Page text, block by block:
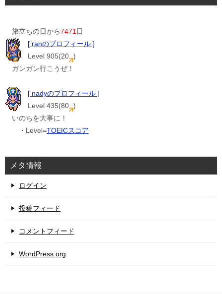
旅立ちの日から7471日
[ ranのプロフィール ]
Level 905(20 )
ガンガン行こうぜ！
[ nadyのプロフィール ]
Level 435(80 )
いのちを大事に！
・Level=TOEICスコア
メタ情報
ログイン
投稿フィード
コメントフィード
WordPress.org